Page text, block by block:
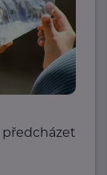
předcházet